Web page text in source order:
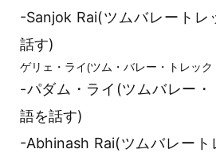
-Sanjok Rai(ツムバレートレ
話す)
ゲリェ・ライ(ツム・バレー・トレッ
-パダム・ライ(ツムバレー
語を話す)
-Abhinash Rai(ツムバレート